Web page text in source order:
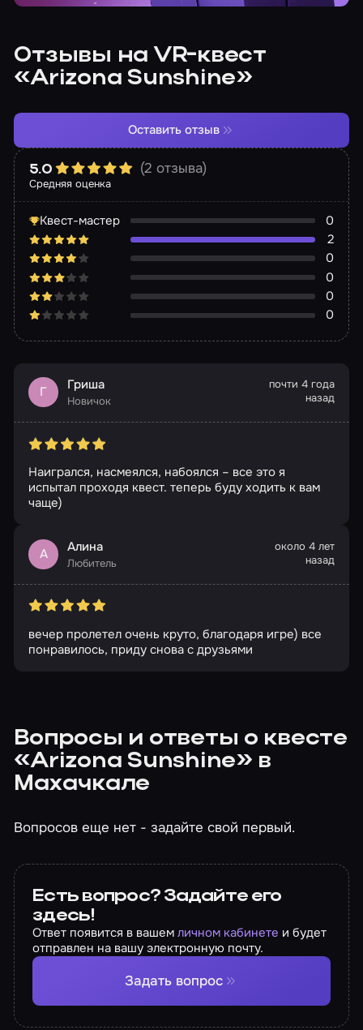
Отзывы на VR-квест
«Arizona Sunshine»
Средняя оценка
5.0 (2 отзыва)
Квест-мастер
0
2
0
0
0
0
Оставить отзыв
Г Гриша
Новичок
почти 4 года
назад
Наигрался, насмеялся, набоялся – все это я
испытал проходя квест. теперь буду ходить к вам
чаще)
А Алина
Любитель
около 4 лет
назад
вечер пролетел очень круто, благодаря игре) все
понравилось, приду снова с друзьями
Вопросы и ответы о квесте
«Arizona Sunshine» в
Махачкале
Вопросов еще нет - задайте свой первый.
Есть вопрос? Задайте его
здесь!
Ответ появится в вашемличном кабинете и будет
отправлен на вашу электронную почту.
Задать вопрос